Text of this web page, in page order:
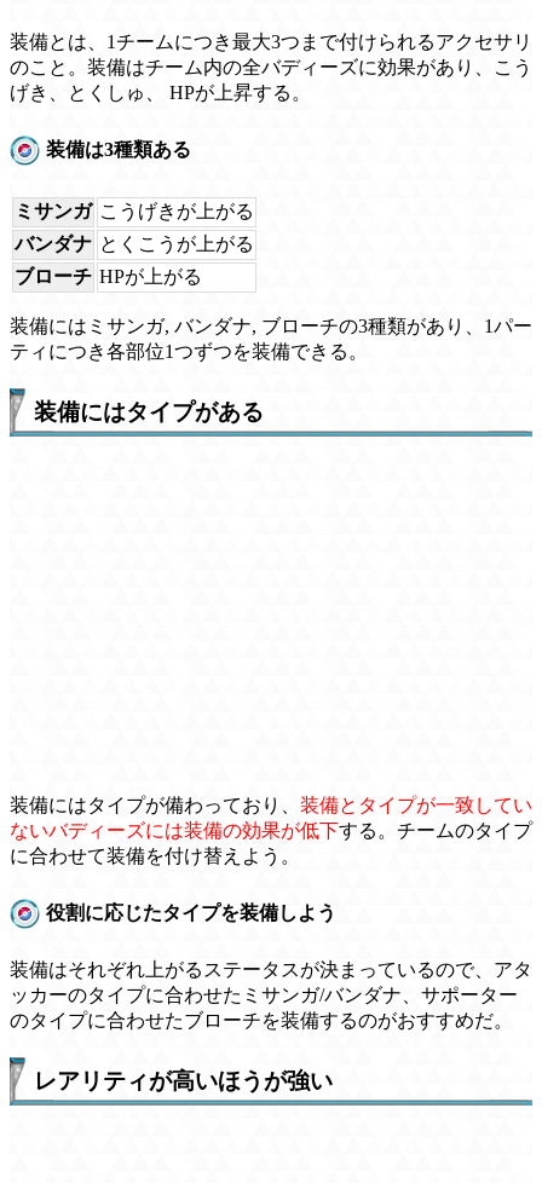
装備とは、1チームにつき最大3つまで付けられるアクセサリ
のこと。装備はチーム内の全バディーズに効果があり、こう
げき、とくしゅ、 HPが上昇する。
装備は3種類ある
ミサンガ こうげきが上がる
バンダナ とくこうが上がる
ブローチ HPが上がる
装備にはミサンガ, バンダナ, ブローチの3種類があり、1パー
ティにつき各部位1つずつを装備できる。
装備にはタイプがある
装備にはタイプが備わっており、 装備とタイプが一致してい
ないバディーズには装備の効果が低下する。チームのタイプ
に合わせて装備を付け替えよう。
役割に応じたタイプを装備しよう
装備はそれぞれ上がるステータスが決まっているので、アタ
ッカーのタイプに合わせたミサンガ/バンダナ、サポーター
のタイプに合わせたブローチを装備するのがおすすめだ。
レアリティが高いほうが強い